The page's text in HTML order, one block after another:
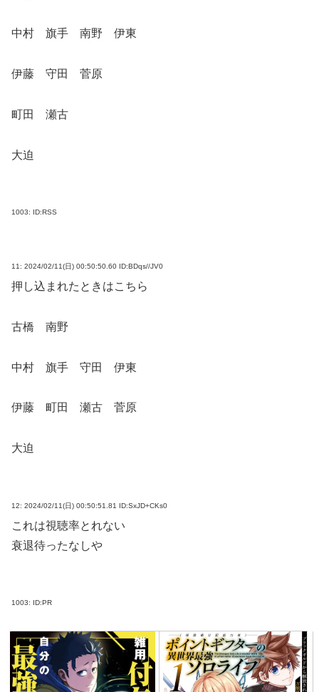
中村 旗手 南野 伊東
伊藤 守田 菅原
町田 瀬古
大迫
1003: ID:RSS
11: 2024/02/11(日) 00:50:50.60 ID:BDqs//JV0
押し込まれたときはこちら
古橋 南野
中村 旗手 守田 伊東
伊藤 町田 瀬古 菅原
大迫
12: 2024/02/11(日) 00:50:51.81 ID:SxJD+CKs0
これは視聴率とれない
衰退待ったなしや
1003: ID:PR